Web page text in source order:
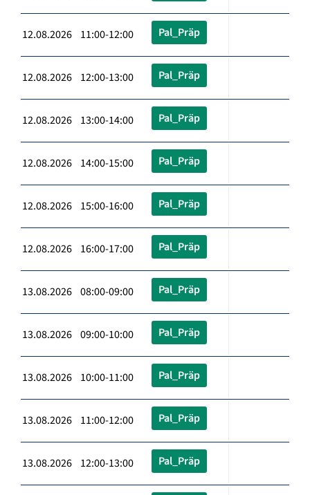
12.08.2026 11:00-12:00 Pal_Präp
12.08.2026 12:00-13:00 Pal_Präp
12.08.2026 13:00-14:00 Pal_Präp
12.08.2026 14:00-15:00 Pal_Präp
12.08.2026 15:00-16:00 Pal_Präp
12.08.2026 16:00-17:00 Pal_Präp
13.08.2026 08:00-09:00 Pal_Präp
13.08.2026 09:00-10:00 Pal_Präp
13.08.2026 10:00-11:00 Pal_Präp
13.08.2026 11:00-12:00 Pal_Präp
13.08.2026 12:00-13:00 Pal_Präp